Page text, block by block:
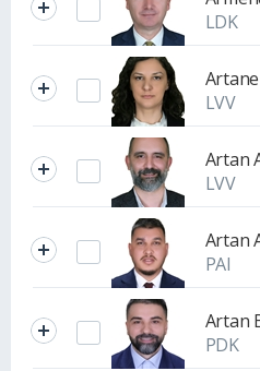
LDK
LVV
Artan
LVV
Artan
PAI
Artan
PDK